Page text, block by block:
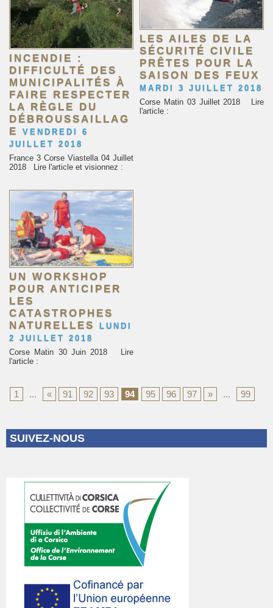
INCENDIE :
DIFFICULTÉ DES
MUNICIPALITÉS À
FAIRE RESPECTER
LA RÈGLE DU
DÉBROUSSAILLAG
E
VENDREDI 6
JUILLET 2018
France 3 Corse Viastella 04 Juillet
2018 Lire l'article et visionnez :
LES AILES DE LA
SÉCURITÉ CIVILE
PRÊTES POUR LA
SAISON DES FEUX
MARDI 3 JUILLET 2018
Corse Matin 03 Juillet 2018 Lire
l'article :
UN WORKSHOP
POUR ANTICIPER
LES
CATASTROPHES
NATURELLES
LUNDI
2 JUILLET 2018
Corse Matin 30 Juin 2018 Lire
l'article :
1 ... « 91 92 93 94 95 96 97 » ... 99
SUIVEZ-NOUS